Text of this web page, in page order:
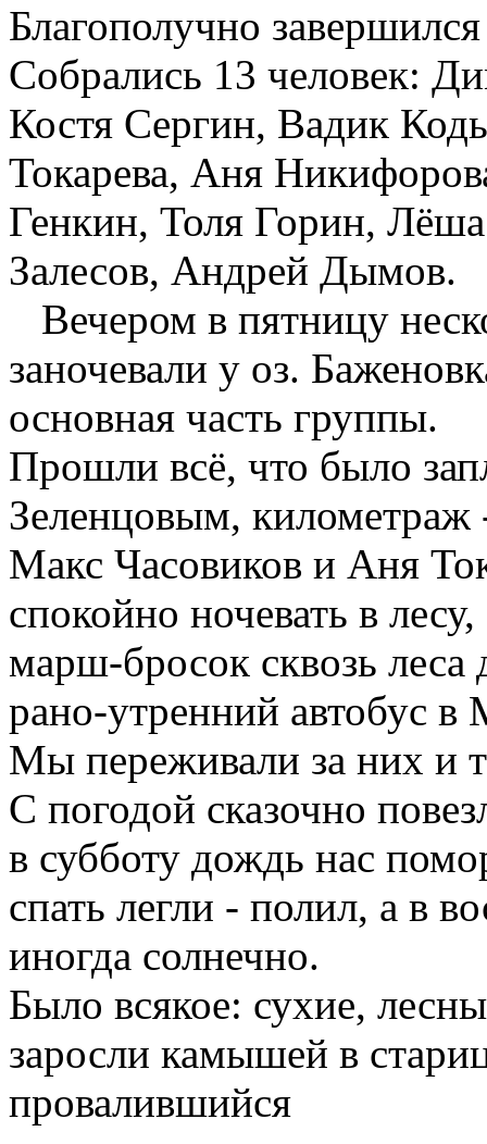
Благополучно
Собрались 13 человек:
Костя Сергин, Вадик
Токарева, Аня
Генкин, Толя Горин,
Залесов, Андрей Дымов.
Вечером в пятницу
заночевали у оз.
основная часть группы.
Прошли всё, что было
Зеленцовым, километраж
Макс Часовиков и Аня
спокойно ночевать в
марш-бросок сквозь леса
рано-утренний автобус в
Мы переживали за них и
С погодой сказочно
в субботу дождь нас
спать легли - полил, а в
иногда солнечно.
Было всякое: сухие,
заросли камышей в
провалившийся